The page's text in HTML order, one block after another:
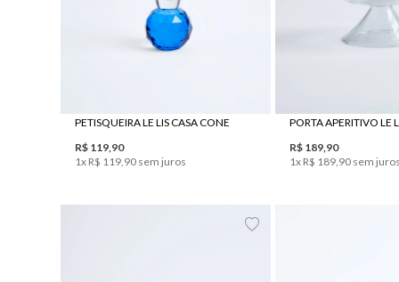
PETISQUEIRA LE LIS CASA CONE
R$ 119, 90
1x R$ 119, 90sem juros
R$ 189 90
1x R$ 189 90 sem juros